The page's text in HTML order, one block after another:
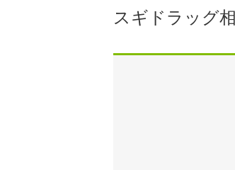
スギドラッグ